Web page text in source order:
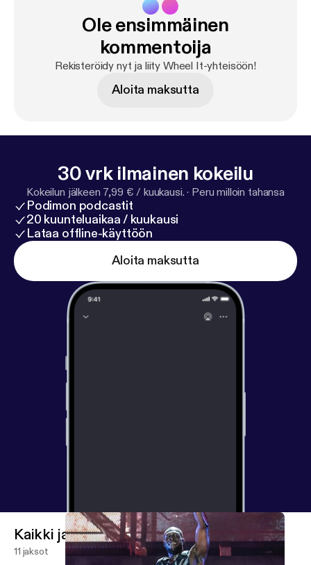
Z's 4:44. On spin: Mostack - Make Me Fall In Love &
You Can Keep Me Forever (feat. Dolapo) Follow the
socials: @wheelitpod @cozy_carl @lifelamilived
Wanna guest appear? Shoot us a dm or email at
wheelitpodcast@gmail.com
Ole ensimmäinen
kommentoija
Rekisteröidy nyt ja liity Wheel It-yhteisöön!
Aloita maksutta
30 vrk ilmainen kokeilu
Kokeilun jälkeen 7,99 € / kuukausi. · Peru milloin tahansa
Podimon podcastit
20 kuunteluaikaa / kuukausi
Lataa offline-käyttöön
Aloita maksutta
Kaikki jaksot
11 jaksot